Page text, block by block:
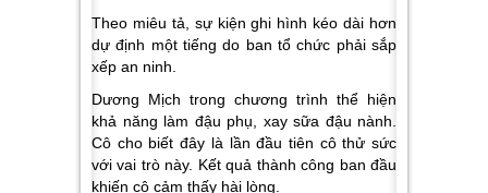
Theo miêu tả, sự kiện ghi hình kéo dài hơn
dự định một tiếng do ban tổ chức phải sắp
xếp an ninh.
Dương Mịch trong chương trình thể hiện
khả năng làm đậu phụ, xay sữa đậu nành.
Cô cho biết đây là lần đầu tiên cô thử sức
với vai trò này. Kết quả thành công ban đầu
khiến cô cảm thấy hài lòng.